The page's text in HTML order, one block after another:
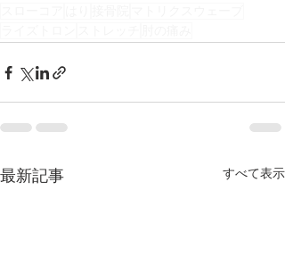
最新記事 すべて表示